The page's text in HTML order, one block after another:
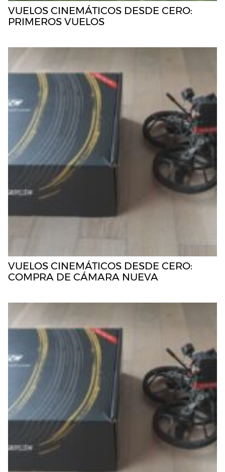
VUELOS CINEMÁTICOS DESDE CERO:
PRIMEROS VUELOS
VUELOS CINEMÁTICOS DESDE CERO:
COMPRA DE CÁMARA NUEVA